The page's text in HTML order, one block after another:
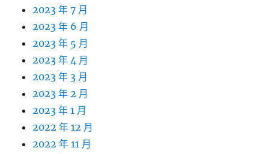
2023 年 7 月
2023 年 6 月
2023 年 5 月
2023 年 4 月
2023 年 3 月
2023 年 2 月
2023 年 1 月
2022 年 12 月
2022 年 11 月